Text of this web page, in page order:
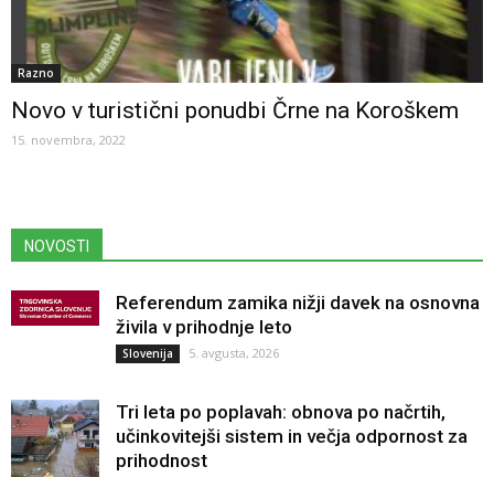
Razno
Novo v turistični ponudbi Črne na Koroškem
15. novembra, 2022
NOVOSTI
Referendum zamika nižji davek na osnovna
živila v prihodnje leto
Slovenija 5. avgusta, 2026
Tri leta po poplavah: obnova po načrtih,
učinkovitejši sistem in večja odpornost za
prihodnost